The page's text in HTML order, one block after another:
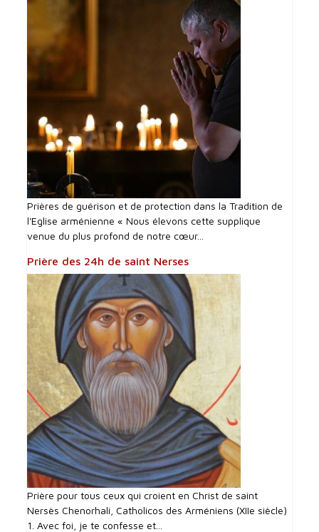
Prières de guérison et de protection dans la Tradition de
l'Eglise arménienne « Nous élevons cette supplique
venue du plus profond de notre cœur...
Prière des 24h de saint Nerses
Prière pour tous ceux qui croient en Christ de saint
Nersès Chenorhali, Catholicos des Arméniens (XIIe siècle)
1. Avec foi, je te confesse et...